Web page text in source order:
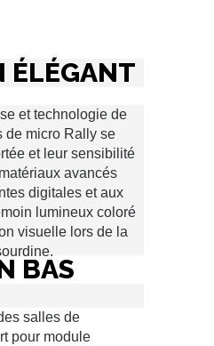
ÉLÉGANT
et technologie de
de micro Rally se
et leur sensibilité
avancés
digitales et aux
lumineux coloré
visuelle lors de la
BAS
salles de
pour module